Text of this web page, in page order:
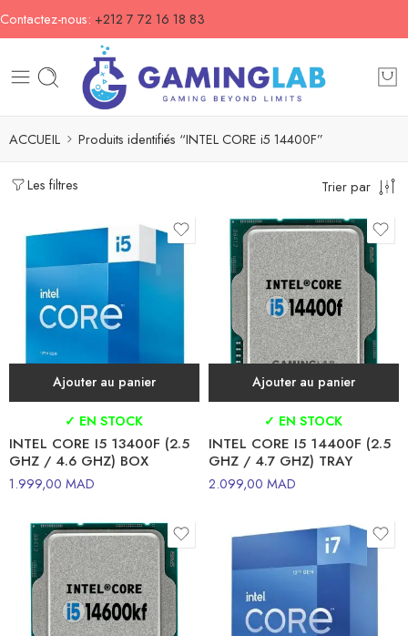
Contactez-nous: +212 7 72 16 18 83
ACCUEIL Produits identifiés “INTEL CORE i5 14400F”
Les filtres Trier par
Ajouter au panier
✓ EN STOCK
INTEL CORE I5 13400F (2.5
GHZ / 4.6 GHZ) BOX
1.999,00 MAD
Ajouter au panier
✓ EN STOCK
INTEL CORE I5 14400F (2.5
GHZ / 4.7 GHZ) TRAY
2.099,00 MAD